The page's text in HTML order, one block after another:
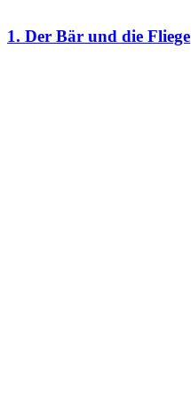
1. Der Bär und die Fliege